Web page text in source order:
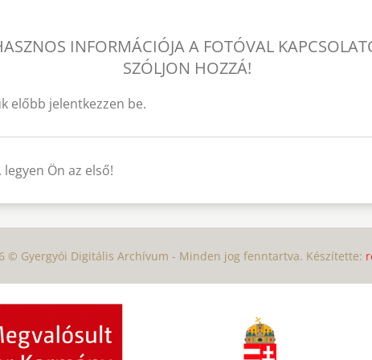
INFORMÁCIÓJA A FOTÓVAL
SZÓLJON HOZZÁ!
előbb jelentkezzen be.
Ön az első!
© Gyergyói Digitális Archívum - Minden jog fenntartva. Készítette: